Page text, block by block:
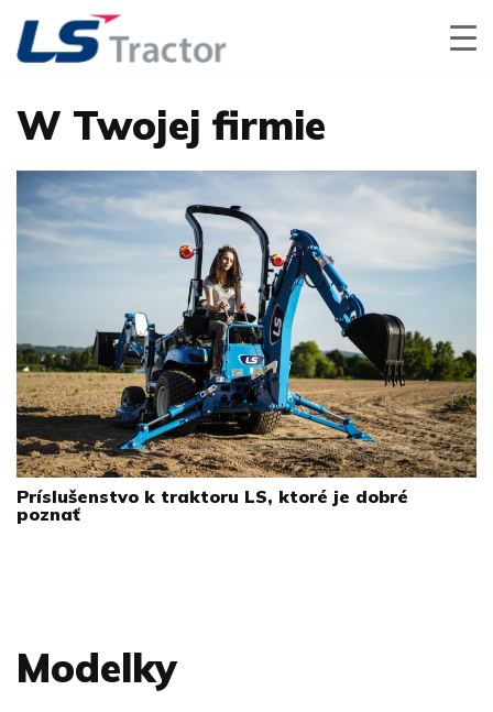
W Twojej firmie
Príslušenstvo k traktoru LS, ktoré je dobré
poznať
Modelky